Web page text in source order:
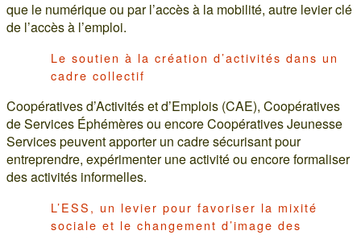
que le numérique ou par l’accès à la mobilité, autre levier clé
de l’accès à l’emploi.
Le soutien à la création d’activités dans un
cadre collectif
Coopératives d’Activités et d’Emplois (CAE), Coopératives
de Services Éphémères ou encore Coopératives Jeunesse
Services peuvent apporter un cadre sécurisant pour
entreprendre, expérimenter une activité ou encore formaliser
des activités informelles.
L’ESS, un levier pour favoriser la mixité
sociale et le changement d’image des